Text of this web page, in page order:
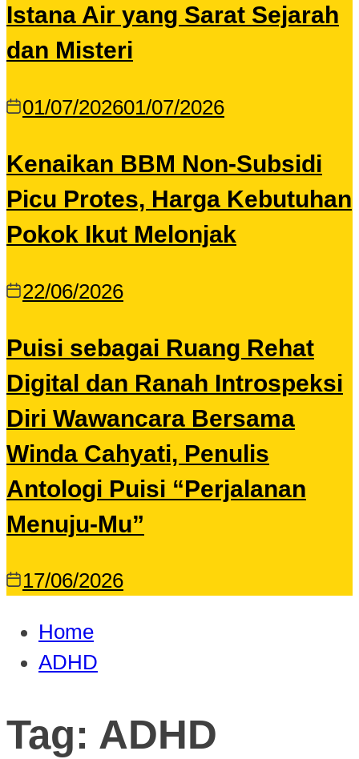
Istana Air yang Sarat Sejarah
dan Misteri
01/07/202601/07/2026
Kenaikan BBM Non-Subsidi
Picu Protes, Harga Kebutuhan
Pokok Ikut Melonjak
22/06/2026
Puisi sebagai Ruang Rehat
Digital dan Ranah Introspeksi
Diri Wawancara Bersama
Winda Cahyati, Penulis
Antologi Puisi “Perjalanan
Menuju-Mu”
17/06/2026
Home
ADHD
Tag: ADHD